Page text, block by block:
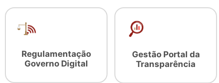
Regulamentação
Governo Digital
Gestão Portal da
Transparência